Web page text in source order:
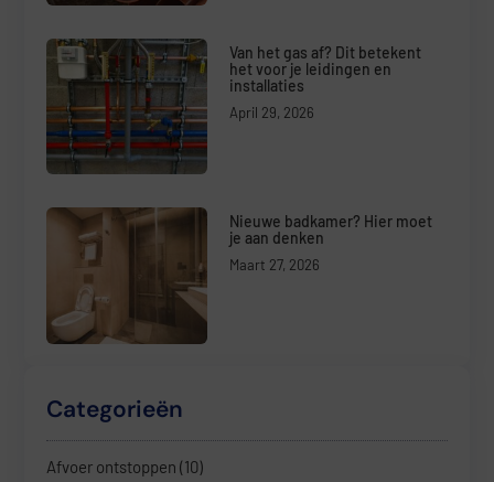
Van het gas af? Dit betekent
het voor je leidingen en
installaties
April 29, 2026
Nieuwe badkamer? Hier moet
je aan denken
Maart 27, 2026
Categorieën
Afvoer ontstoppen (10)